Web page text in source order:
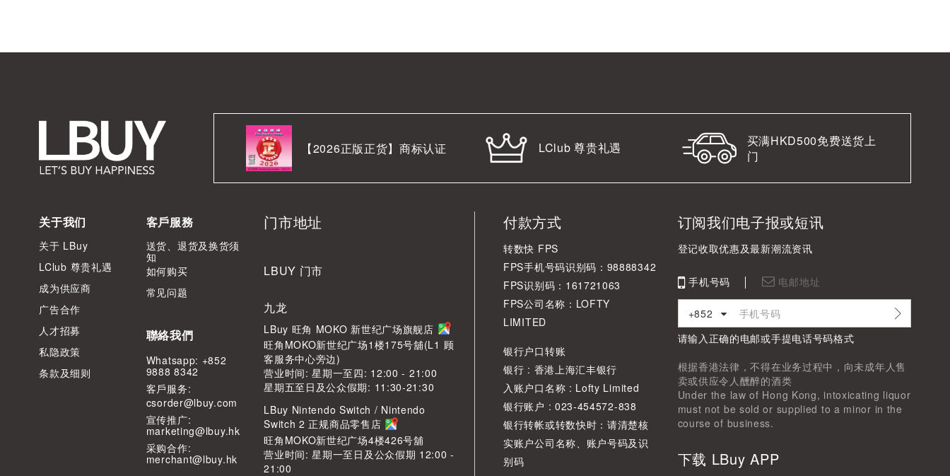
【2026正版正货】商标认证 LClub 尊贵礼遇
买满HKD500免费送货上
门
关于我们
关于 LBuy
LClub 尊贵礼遇
成为供应商
广告合作
人才招募
私隐政策
条款及细则
客戶服務
送货、退货及换货须
知
如何购买
常见问题
聯絡我們
Whatsapp: +852
9888 8342
客⼾服务:
csorder@lbuy.com
宣传推广:
marketing@lbuy.hk
采购合作:
merchant@lbuy.hk
门市地址
LBUY 门市
九龙
LBuy 旺角 MOKO 新世纪广场旗舰店
旺角MOKO新世纪广场1楼175号舖(L1 顾
客服务中心旁边)
营业时间: 星期一至四: 12:00 - 21:00
星期五至日及公众假期: 11:30-21:30
LBuy Nintendo Switch / Nintendo
Switch 2 正规商品零售店
旺角MOKO新世纪广场4楼426号舖
营业时间: 星期一至日及公众假期 12:00 -
21:00
付款方式
转数快 FPS
FPS手机号码识别码：98888342
FPS识别码：161721063
FPS公司名称：LOFTY
LIMITED
银行户口转账
银行 : 香港上海汇丰银行
入账户口名称 : Lofty Limited
银行账户 : 023-454572-838
银行转帐或转数快时：请清楚核
实账户公司名称、账户号码及识
别码
订阅我们电子报或短讯
登记收取优惠及最新潮流资讯
手机号码 电邮地址
+852
请输入正确的电邮或手提电话号码格式
根据香港法律，不得在业务过程中，向未成年人售
卖或供应令人醺醉的酒类
Under the law of Hong Kong, intoxicating liquor
must not be sold or supplied to a minor in the
course of business.
下载 LBuy APP